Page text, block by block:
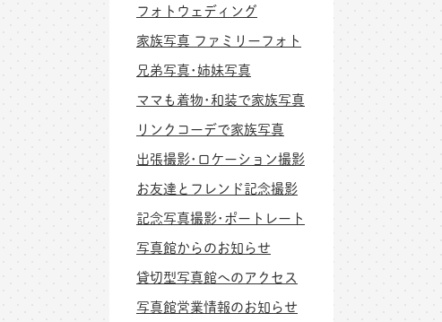
フォトウェディング
家族写真 ファミリーフォト
兄弟写真･姉妹写真
ママも着物･和装で家族写真
リンクコーデで家族写真
出張撮影･ロケーション撮影
お友達とフレンド記念撮影
記念写真撮影･ポートレート
写真館からのお知らせ
貸切型写真館へのアクセス
写真館営業情報のお知らせ